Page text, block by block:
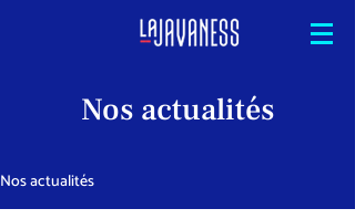
Nos actualités
Nos actualités